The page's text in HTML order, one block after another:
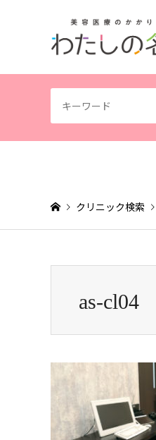
クリニック検索
as-cl04